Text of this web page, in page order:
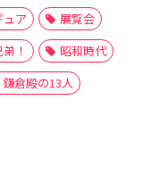
ュア
展覧会
！
昭和時代
鎌倉殿の13人